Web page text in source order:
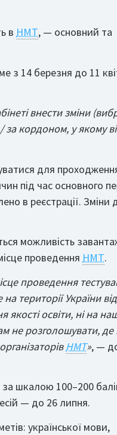
в НМТ, — основний та
з 14 березня до 11
внести зміни
за кордоном, у якому
для
під час основного
в реєстрації. Зміни
можливість
проведення НМТ.
проведення
території України
якості освіти, ні на
не розголошувати,
НМТ», —
за шкалою 100–200
— до 26 липня.
української мови,